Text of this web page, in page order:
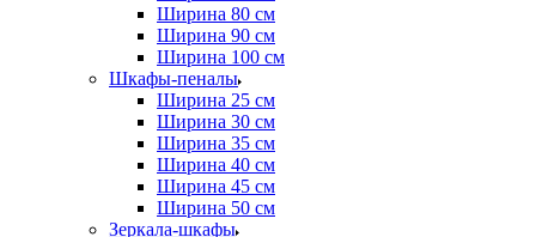
Ширина 80 см
Ширина 90 см
Ширина 100 см
Шкафы-пеналы
Ширина 25 см
Ширина 30 см
Ширина 35 см
Ширина 40 см
Ширина 45 см
Ширина 50 см
Зеркала-шкафы